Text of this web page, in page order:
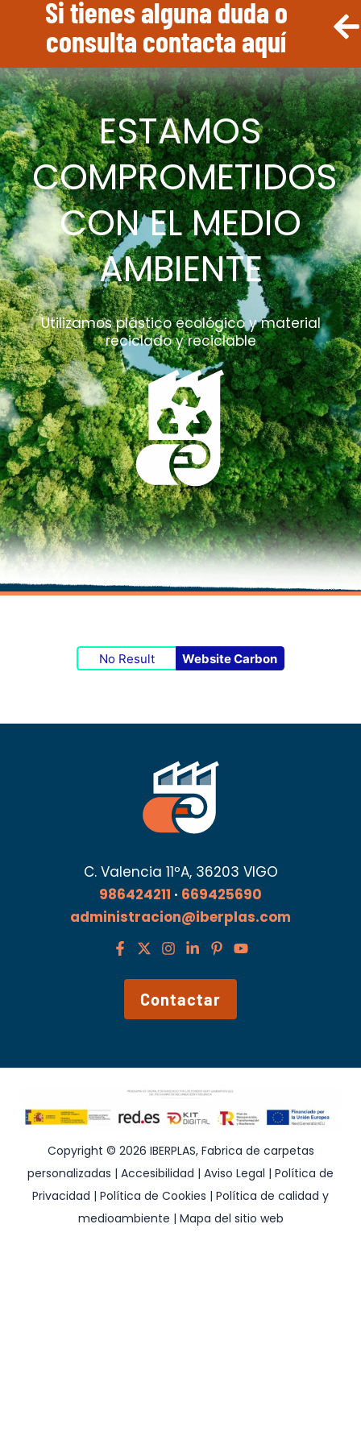
Si tienes alguna duda o
consulta contacta aquí
ESTAMOS
COMPROMETIDOS
CON EL MEDIO
AMBIENTE
Utilizamos plástico ecológico y material
reciclado y reciclable
No Result Website Carbon
C. Valencia 11ºA, 36203 VIGO
986424211 · 669425690
administracion@iberplas.com
Contactar
Copyright © 2026 IBERPLAS, Fabrica de carpetas
personalizadas | Accesibilidad | Aviso Legal | Política de
Privacidad | Política de Cookies | Política de calidad y
medioambiente | Mapa del sitio web